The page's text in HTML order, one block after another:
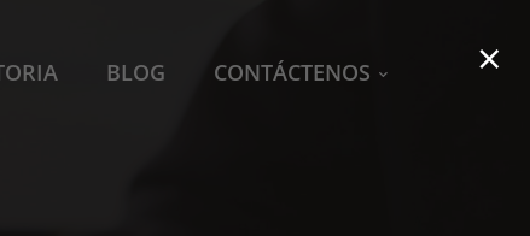
BLOG CONTÁCTENOS ×